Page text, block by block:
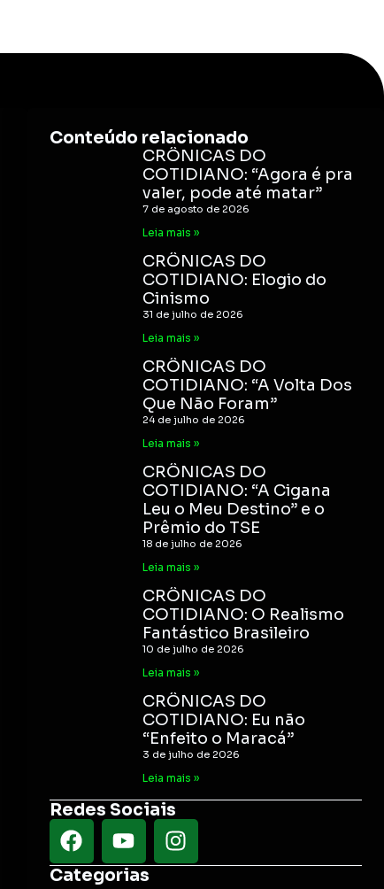
Conteúdo relacionado
CRÔNICAS DO
COTIDIANO: “Agora é pra
valer, pode até matar”
7 de agosto de 2026
Leia mais »
CRÔNICAS DO
COTIDIANO: Elogio do
Cinismo
31 de julho de 2026
Leia mais »
CRÔNICAS DO
COTIDIANO: “A Volta Dos
Que Não Foram”
24 de julho de 2026
Leia mais »
CRÔNICAS DO
COTIDIANO: “A Cigana
Leu o Meu Destino” e o
Prêmio do TSE
18 de julho de 2026
Leia mais »
CRÔNICAS DO
COTIDIANO: O Realismo
Fantástico Brasileiro
10 de julho de 2026
Leia mais »
CRÔNICAS DO
COTIDIANO: Eu não
“Enfeito o Maracá”
3 de julho de 2026
Leia mais »
Redes Sociais
Categorias